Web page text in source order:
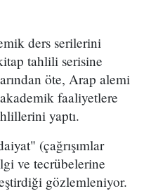
ders serilerini
tahlili serisine
öte, Arap alemi
faaliyetlere
yaptı.
(çağrışımlar
ve tecrübelerine
gözlemleniyor.